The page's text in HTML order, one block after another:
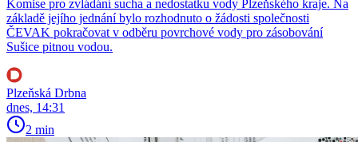
Komise pro zvládání sucha a nedostatku vody Plzeňského kraje. Na
základě jejího jednání bylo rozhodnuto o žádosti společnosti
ČEVAK pokračovat v odběru povrchové vody pro zásobování
Sušice pitnou vodou.
Plzeňská Drbna
dnes, 14:31
2 min